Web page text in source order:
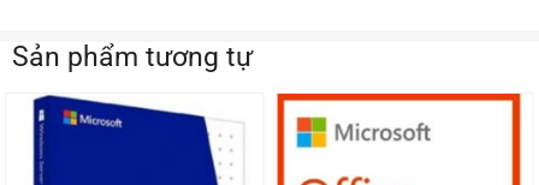
Sản phẩm tương tự